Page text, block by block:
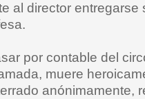
al director entregarse
por contable del
muere
anónimamente,